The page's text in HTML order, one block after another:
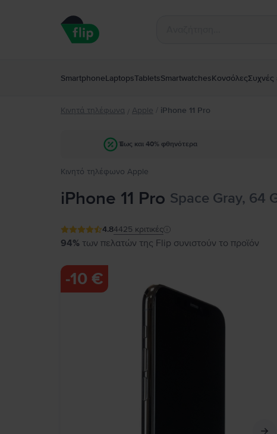
SmartphoneLaptopsTabletsSmartwatchesΚονσόλεςΣυχνές
Κινητά τηλέφωνα / Apple / iPhone 11 Pro
Έως και 40% φθηνότερα
Κινητό τηλέφωνο Apple
iPhone 11 Pro Space Gray, 64
4.84425 κριτικές
94% των πελατών της Flip συνιστούν το προϊόν
-10 €